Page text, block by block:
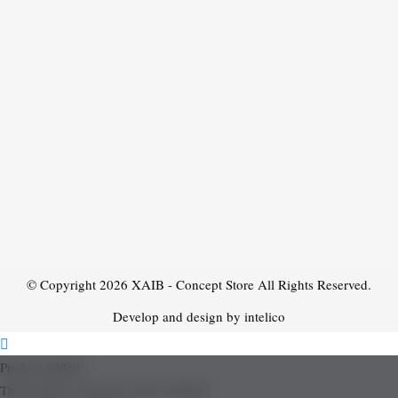
© Copyright 2026 XAIB - Concept Store All Rights Reserved.
Develop and design by intelico
Product added!
The product is already in the wishlist!